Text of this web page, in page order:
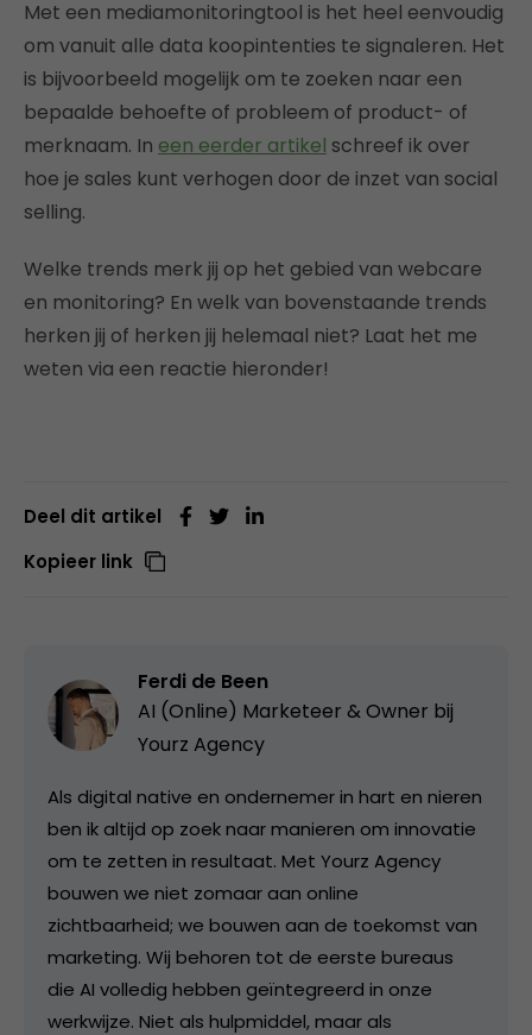
Met een mediamonitoringtool is het heel eenvoudig
om vanuit alle data koopintenties te signaleren. Het
is bijvoorbeeld mogelijk om te zoeken naar een
bepaalde behoefte of probleem of product- of
merknaam. In een eerder artikel schreef ik over
hoe je sales kunt verhogen door de inzet van social
selling.
Welke trends merk jij op het gebied van webcare
en monitoring? En welk van bovenstaande trends
herken jij of herken jij helemaal niet? Laat het me
weten via een reactie hieronder!
Deel dit artikel
Kopieer link
Ferdi de Been
AI (Online) Marketeer & Owner bij
Yourz Agency
Als digital native en ondernemer in hart en nieren
ben ik altijd op zoek naar manieren om innovatie
om te zetten in resultaat. Met Yourz Agency
bouwen we niet zomaar aan online
zichtbaarheid; we bouwen aan de toekomst van
marketing. Wij behoren tot de eerste bureaus
die AI volledig hebben geïntegreerd in onze
werkwijze. Niet als hulpmiddel, maar als